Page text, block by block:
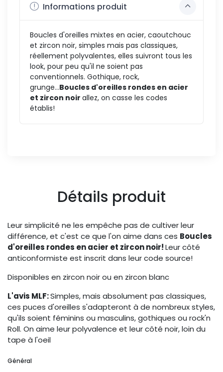
Informations produit
Boucles d'oreilles mixtes en acier, caoutchouc
et zircon noir, simples mais pas classiques,
réellement polyvalentes, elles suivront tous les
look, pour peu qu'il ne soient pas
conventionnels. Gothique, rock,
grunge...Boucles d'oreilles rondes en acier
et zircon noir allez, on casse les codes
établis!
Détails produit
Leur simplicité ne les empêche pas de cultiver leur
différence, et c'est ce que l'on aime dans ces Boucles
d'oreilles rondes en acier et zircon noir!Leur côté
anticonformiste est inscrit dans leur code source!
Disponibles en zircon noir ou en zircon blanc
L'avis MLF:Simples, mais absolument pas classiques,
ces puces d'oreilles s'adapteront à de nombreux styles,
qu'ils soient féminins ou masculins, gothiques ou rock'n
Roll. On aime leur polyvalence et leur côté noir, loin du
tape à l'oeil
Général